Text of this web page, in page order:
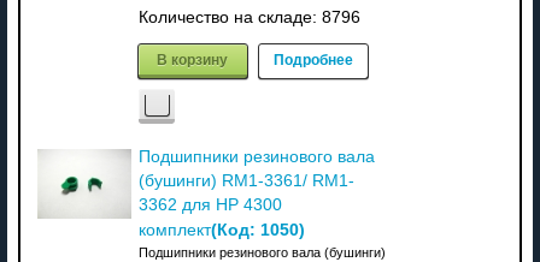
Количество на складе: 8796
В корзину Подробнее
Подшипники резинового вала
(бушинги) RM1-3361/ RM1-
3362 для HP 4300
комплект(Код: 1050)
Подшипники резинового вала (бушинги)